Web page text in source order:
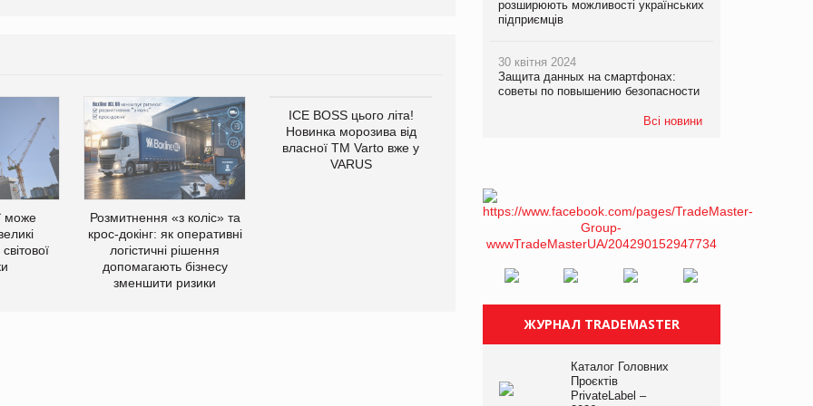
може
Розмитнення «з коліс» та
крос-докінг: як оперативні
логістичні рішення
допомагають бізнесу
зменшити ризики
ICE BOSS цього літа!
Новинка морозива від
власної ТМ Varto вже у
VARUS
Kraft Heinz скоротила
розширюють можливості українських
підприємців
30 квітня 2024
Защита данных на смартфонах:
советы по повышению безопасности
Всі новини
ЖУРНАЛ TRADEMASTER
Каталог Головних
Проєктів
PrivateLabel –